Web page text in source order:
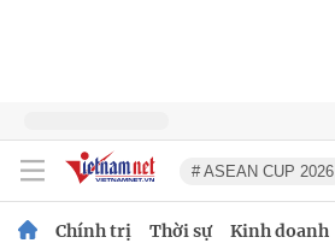
# ASEAN CUP 2026
Chính trị Thời sự Kinh doanh